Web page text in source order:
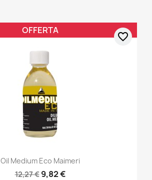
Oil Medium Eco Maimeri
12,27 € 9,82 €
OFFERTA
favorite_border